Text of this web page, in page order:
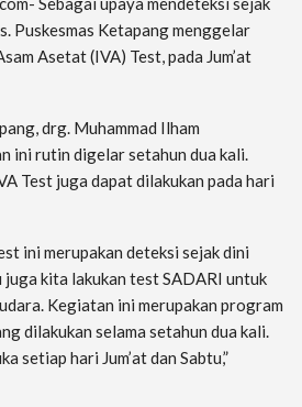
Puskesmas Ketapang menggelar
Asetat (IVA) Test, pada Jum’at
drg. Muhammad Ilham
ini rutin digelar setahun dua kali.
Test juga dapat dilakukan pada hari
ini merupakan deteksi sejak dini
kita lakukan test SADARI untuk
Kegiatan ini merupakan program
dilakukan selama setahun dua kali.
setiap hari Jum’at dan Sabtu,”